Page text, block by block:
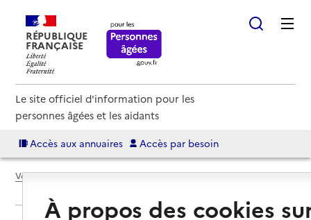
RÉPUBLIQUE
FRANÇAISE
Le site officiel d'information pour les
personnes âgées et les aidants
Accès aux annuaires Accès par besoin
Voir le fil d’Ariane
À propos des cookies